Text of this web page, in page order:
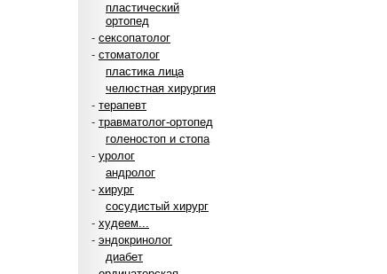
пластический
ортопед
- сексопатолог
- стоматолог
пластика лица
челюстная хирургия
- терапевт
- травматолог-ортопед
голеностоп и стопа
- уролог
андролог
- хирург
сосудистый хирург
- худеем...
- эндокринолог
диабет